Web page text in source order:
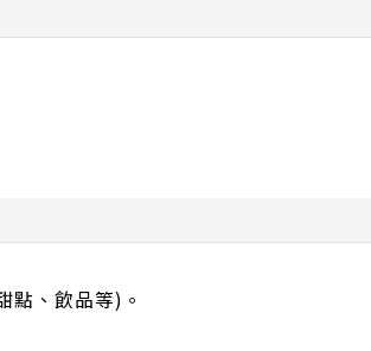
點、飲品等)。